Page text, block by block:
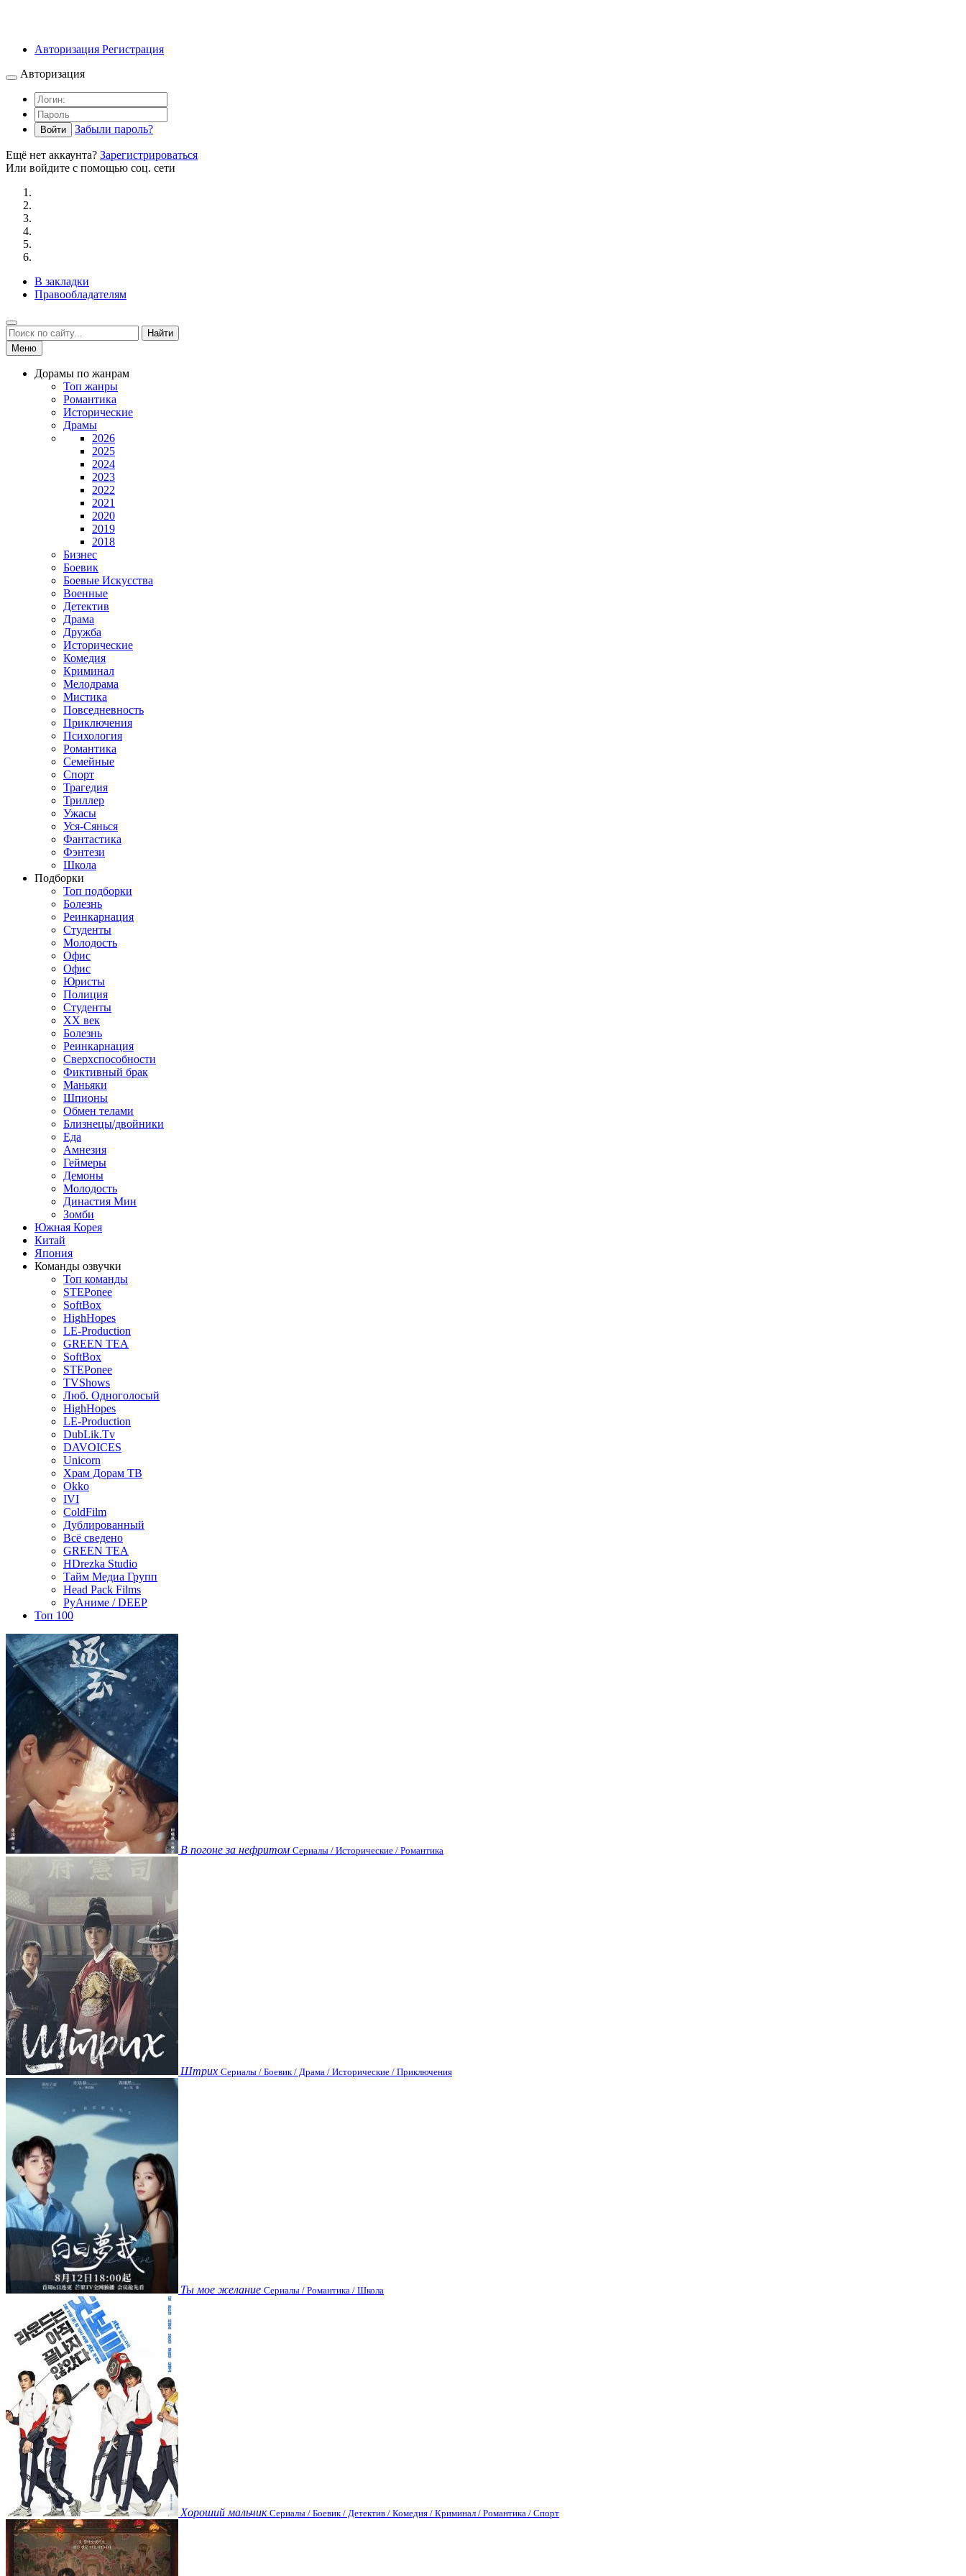
Авторизация Регистрация
Авторизация
Войти Забыли пароль?
Ещё нет аккаунта? Зарегистрироваться
Или войдите с помощью соц. сети
В закладки
Правообладателям
Найти
Меню
Дорамы по жанрам
Топ жанры
Романтика
Исторические
Драмы
2026
2025
2024
2023
2022
2021
2020
2019
2018
Бизнес
Боевик
Боевые Искусства
Военные
Детектив
Драма
Дружба
Исторические
Комедия
Криминал
Мелодрама
Мистика
Повседневность
Приключения
Психология
Романтика
Семейные
Спорт
Трагедия
Триллер
Ужасы
Уся-Сянься
Фантастика
Фэнтези
Школа
Подборки
Топ подборки
Болезнь
Реинкарнация
Студенты
Молодость
Офис
Офис
Юристы
Полиция
Студенты
ХХ век
Болезнь
Реинкарнация
Сверхспособности
Фиктивный брак
Маньяки
Шпионы
Обмен телами
Близнецы/двойники
Еда
Амнезия
Геймеры
Демоны
Молодость
Династия Мин
Зомби
Южная Корея
Китай
Япония
Команды озвучки
Топ команды
STEPonee
SoftBox
HighHopes
LE-Production
GREEN TEA
SoftBox
STEPonee
TVShows
Люб. Одноголосый
HighHopes
LE-Production
DubLik.Tv
DAVOICES
Unicorn
Храм Дорам ТВ
Okko
IVI
ColdFilm
Дублированный
Всё сведено
GREEN TEA
HDrezka Studio
Тайм Медиа Групп
Head Pack Films
РуАниме / DEEP
Топ 100
В погоне за нефритом Сериалы / Исторические / Романтика
Штрих Сериалы / Боевик / Драма / Исторические / Приключения
Ты мое желание Сериалы / Романтика / Школа
Хороший мальчик Сериалы / Боевик / Детектив / Комедия / Криминал / Романтика / Спорт